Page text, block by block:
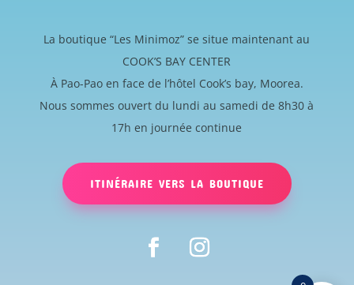
La boutique “Les Minimoz” se situe maintenant au
COOK’S BAY CENTER
À Pao-Pao en face de l’hôtel Cook’s bay, Moorea.
Nous sommes ouvert du lundi au samedi de 8h30 à
17h en journée continue
ITINÉRAIRE VERS LA BOUTIQUE